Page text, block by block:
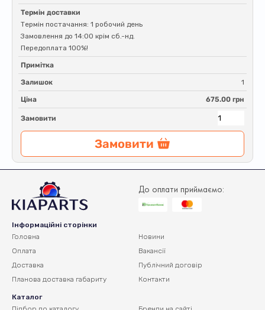
Термін доставки
Термін постачання: 1 робочий день
Замовлення до 14:00 крім сб.-нд.
Передоплата 100%!
Примітка
Залишок 1
Ціна 675.00 грн
Замовити
Замовити
До оплати приймаємо:
Інформаційні сторінки
Головна
Оплата
Доставка
Планова доставка габариту
Новини
Вакансії
Публічний договір
Контакти
Каталог